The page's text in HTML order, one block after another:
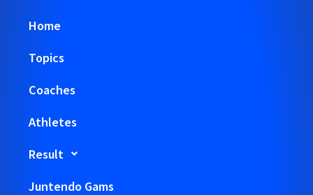
Home
Topics
Coaches
Athletes
Result
Juntendo Gams